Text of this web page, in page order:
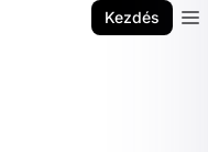
Kezdés